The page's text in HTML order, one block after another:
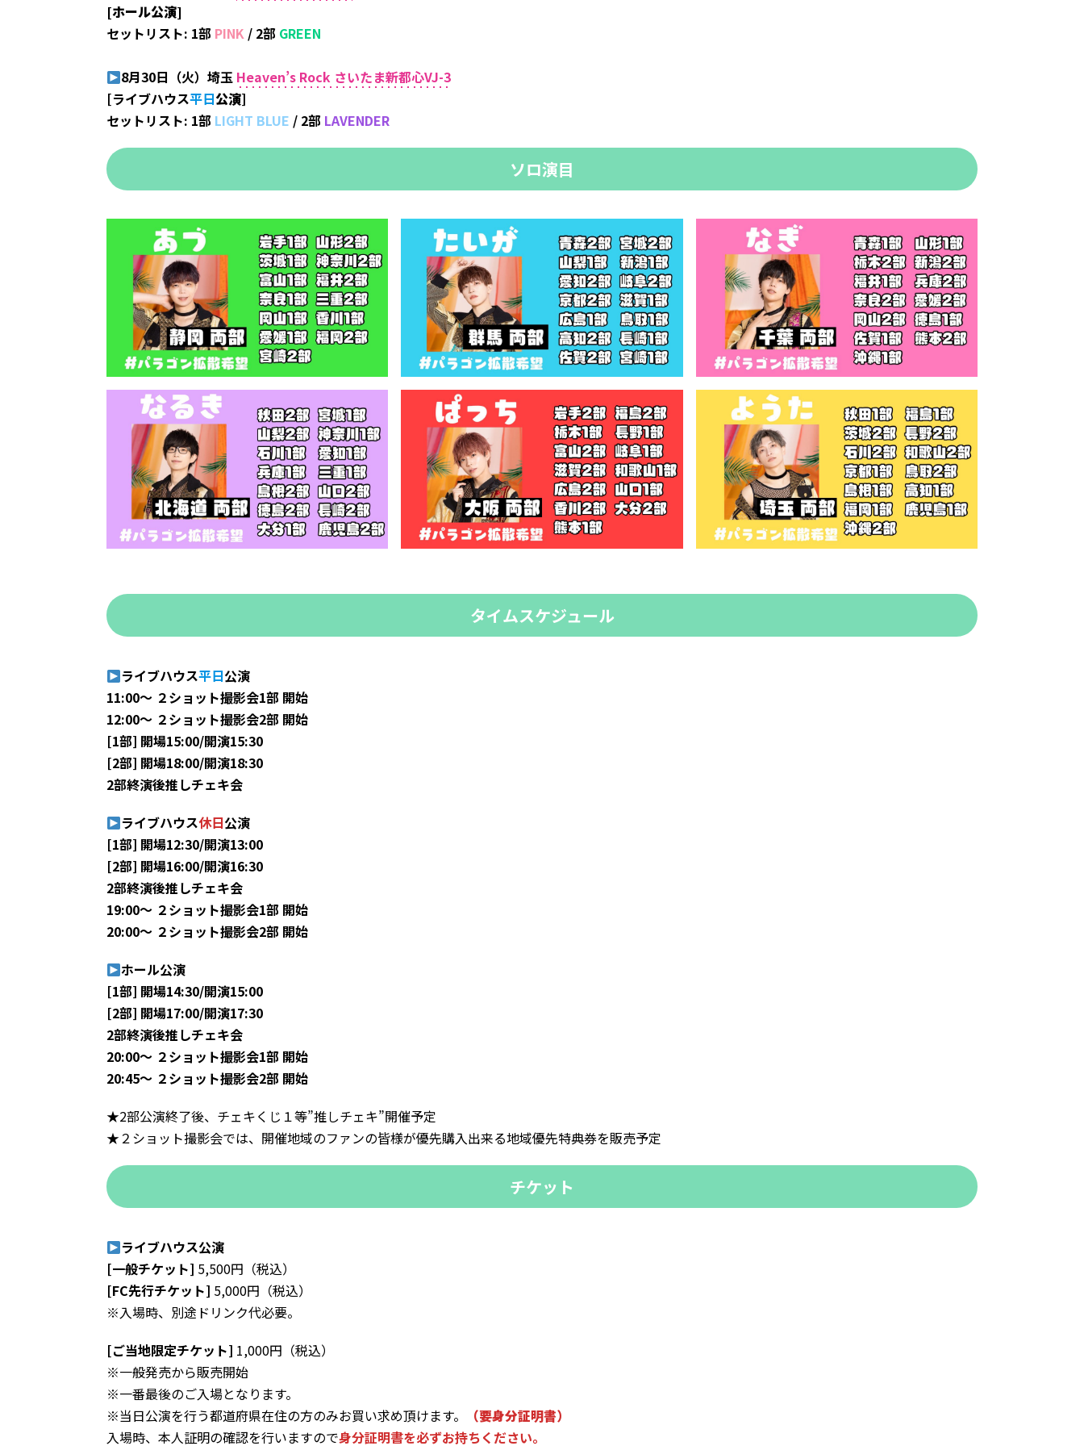
[ホール公演]
セットリスト: 1部 PINK / 2部 GREEN
8月30日（火）埼玉 Heaven’s Rock さいたま新都心VJ-3
[ライブハウス平日公演]
セットリスト: 1部 LIGHT BLUE / 2部 LAVENDER
ソロ演目
タイムスケジュール
ライブハウス平日公演
11:00～ ２ショット撮影会1部 開始
12:00～ ２ショット撮影会2部 開始
[1部] 開場15:00/開演15:30
[2部] 開場18:00/開演18:30
2部終演後推しチェキ会
ライブハウス休日公演
[1部] 開場12:30/開演13:00
[2部] 開場16:00/開演16:30
2部終演後推しチェキ会
19:00～ ２ショット撮影会1部 開始
20:00～ ２ショット撮影会2部 開始
ホール公演
[1部] 開場14:30/開演15:00
[2部] 開場17:00/開演17:30
2部終演後推しチェキ会
20:00～ ２ショット撮影会1部 開始
20:45～ ２ショット撮影会2部 開始
★2部公演終了後、チェキくじ１等”推しチェキ”開催予定
★２ショット撮影会では、開催地域のファンの皆様が優先購入出来る地域優先特典券を販売予定
チケット
ライブハウス公演
[一般チケット] 5,500円（税込）
[FC先行チケット] 5,000円（税込）
※入場時、別途ドリンク代必要。
[ご当地限定チケット] 1,000円（税込）
※一般発売から販売開始
※一番最後のご入場となります。
※当日公演を行う都道府県在住の方のみお買い求め頂けます。
（要身分証明書）
入場時、本人証明の確認を行いますので身分証明書を必ずお持ちください。